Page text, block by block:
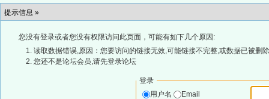
提示信息 »
您没有登录或者您没有权限访问此页面，可能有如下几个原因:
读取数据错误,原因：您要访问的链接无效,可能链接不完整,或数据已被删
您还不是论坛会员,请先登录论坛
登录
用户名
Email